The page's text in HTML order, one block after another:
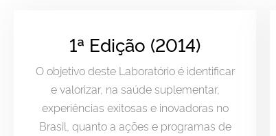
1ª Edição (2014)
O objetivo deste Laboratório é identificar
e valorizar, na saúde suplementar,
experiências exitosas e inovadoras no
Brasil, quanto a ações e programas de